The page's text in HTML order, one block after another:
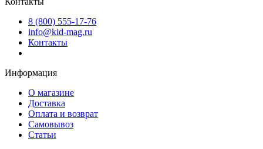
8 (800) 555-17-76
info@kid-mag.ru
Контакты
Информация
О магазине
Доставка
Оплата и возврат
Самовывоз
Статьи